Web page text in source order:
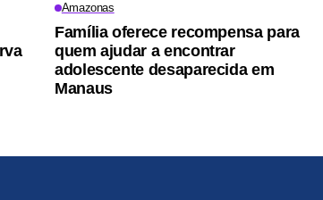
Amazonas
Família oferece recompensa para
quem ajudar a encontrar
adolescente desaparecida em
Manaus